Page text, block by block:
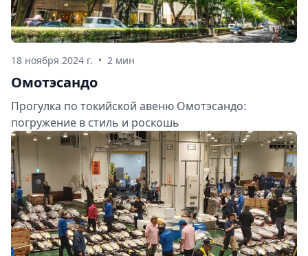
18 ноября 2024 г. • 2 мин
Омотэсандо
Прогулка по токийской авеню Омотэсандо:
погружение в стиль и роскошь